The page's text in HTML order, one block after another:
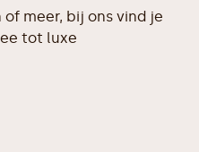
meer, bij ons vind je
tot luxe